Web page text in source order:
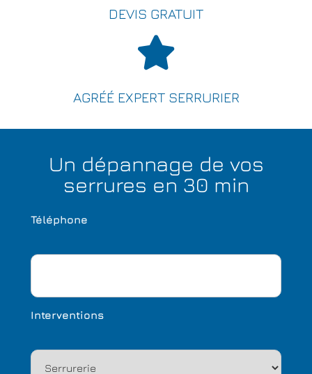
DEVIS GRATUIT
AGRÉÉ EXPERT SERRURIER
Un dépannage de vos
serrures en 30 min
Téléphone
Interventions